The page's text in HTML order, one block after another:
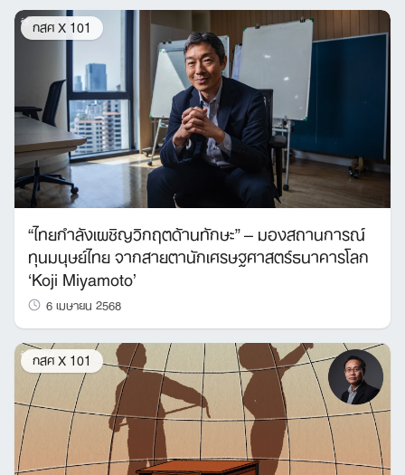
กสศ X 101
“ไทยกำลังเผชิญวิกฤตด้านทักษะ” – มองสถานการณ์
ทุนมนุษย์ไทย จากสายตานักเศรษฐศาสตร์ธนาคารโลก
‘Koji Miyamoto’
6 เมษายน 2568
กสศ X 101